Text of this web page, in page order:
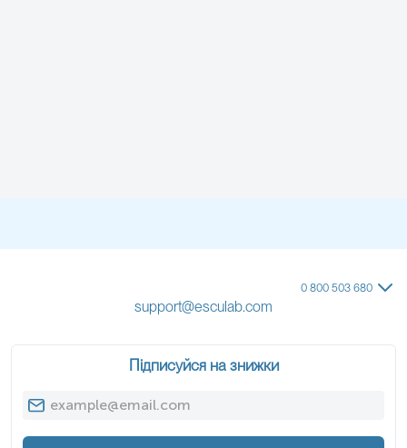
0 800 503 680
support@esculab.com
Підписуйся на знижки